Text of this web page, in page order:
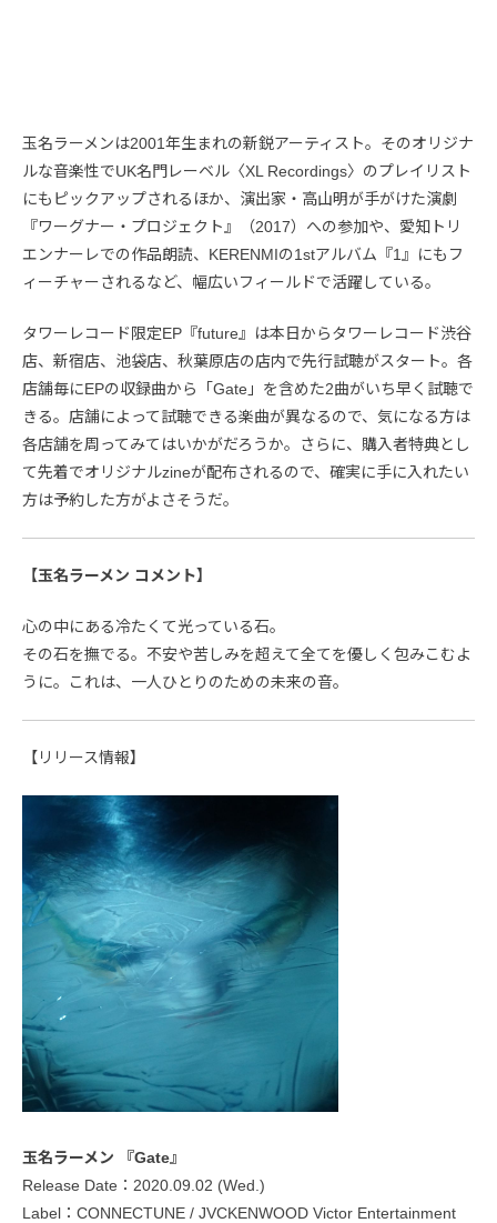
玉名ラーメンは2001年生まれの新鋭アーティスト。そのオリジナ
ルな音楽性でUK名門レーベル〈XL Recordings〉のプレイリスト
にもピックアップされるほか、演出家・高山明が手がけた演劇
『ワーグナー・プロジェクト』（2017）への参加や、愛知トリ
エンナーレでの作品朗読、KERENMIの1stアルバム『1』にもフ
ィーチャーされるなど、幅広いフィールドで活躍している。
タワーレコード限定EP『future』は本日からタワーレコード渋谷
店、新宿店、池袋店、秋葉原店の店内で先行試聴がスタート。各
店舗毎にEPの収録曲から「Gate」を含めた2曲がいち早く試聴で
きる。店舗によって試聴できる楽曲が異なるので、気になる方は
各店舗を周ってみてはいかがだろうか。さらに、購入者特典とし
て先着でオリジナルzineが配布されるので、確実に手に入れたい
方は予約した方がよさそうだ。
【玉名ラーメン コメント】
心の中にある冷たくて光っている石。
その石を撫でる。不安や苦しみを超えて全てを優しく包みこむよ
うに。これは、一人ひとりのための未来の音。
【リリース情報】
玉名ラーメン 『Gate』
Release Date：2020.09.02 (Wed.)
Label：CONNECTUNE / JVCKENWOOD Victor Entertainment